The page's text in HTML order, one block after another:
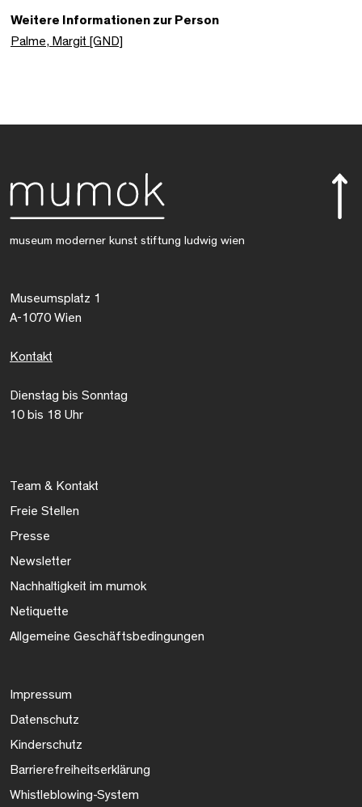
Weitere Informationen zur Person
Palme, Margit [GND]
museum moderner kunst stiftung ludwig wien
Museumsplatz 1
A-1070 Wien
Kontakt
Dienstag bis Sonntag
10 bis 18 Uhr
Team & Kontakt
Freie Stellen
Presse
Newsletter
Nachhaltigkeit im mumok
Netiquette
Allgemeine Geschäftsbedingungen
Impressum
Datenschutz
Kinderschutz
Barrierefreiheitserklärung
Whistleblowing-System